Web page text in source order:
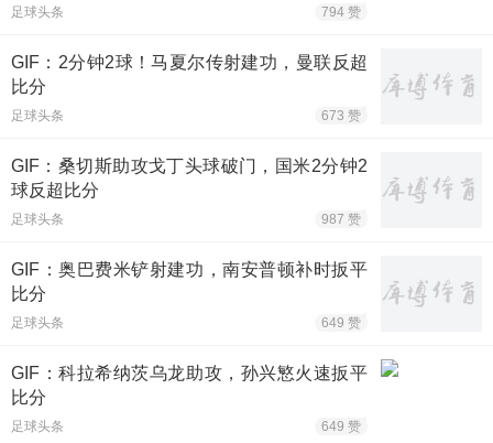
足球头条 794 赞
GIF：2分钟2球！马夏尔传射建功，曼联反超
比分
足球头条 673 赞
GIF：桑切斯助攻戈丁头球破门，国米2分钟2
球反超比分
足球头条 987 赞
GIF：奥巴费米铲射建功，南安普顿补时扳平
比分
足球头条 649 赞
GIF：科拉希纳茨乌龙助攻，孙兴慜火速扳平
比分
足球头条 649 赞